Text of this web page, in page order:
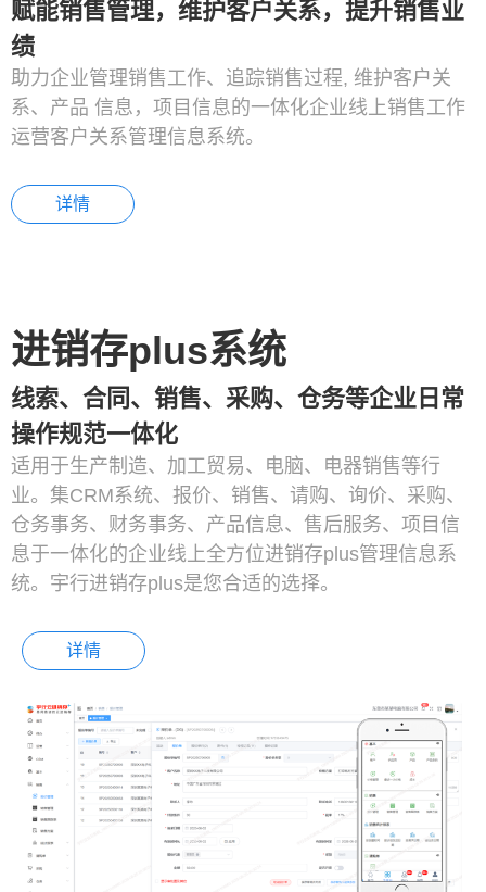
赋能销售管理，维护客户关系，提升销售业
绩
助力企业管理销售工作、追踪销售过程, 维护客户关
系、产品 信息，项目信息的一体化企业线上销售工作
运营客户关系管理信息系统。
详情
进销存plus系统
线索、合同、销售、采购、仓务等企业日常
操作规范一体化
适用于生产制造、加工贸易、电脑、电器销售等行
业。集CRM系统、报价、销售、请购、询价、采购、
仓务事务、财务事务、产品信息、售后服务、项目信
息于一体化的企业线上全方位进销存plus管理信息系
统。宇行进销存plus是您合适的选择。
详情